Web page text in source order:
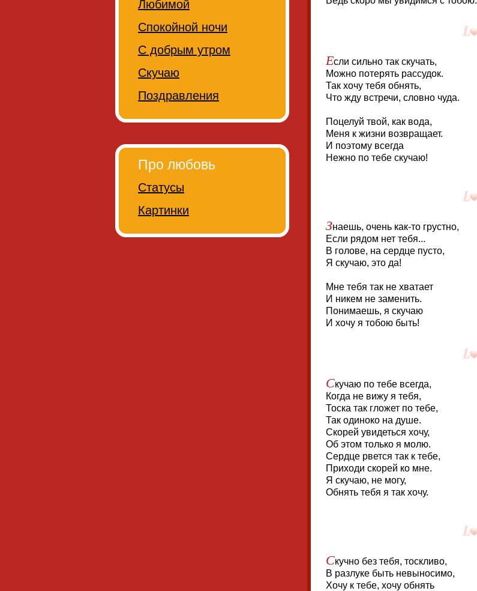
Если сильно так скучать,
Можно потерять рассудок.
Так хочу тебя обнять,
Что жду встречи, словно чуда.
Поцелуй твой, как вода,
Меня к жизни возвращает.
И поэтому всегда
Нежно по тебе скучаю!
Знаешь, очень как-то грустно,
Если рядом нет тебя...
В голове, на сердце пусто,
Я скучаю, это да!
Мне тебя так не хватает
И никем не заменить.
Понимаешь, я скучаю
И хочу я тобою быть!
Скучаю по тебе всегда,
Когда не вижу я тебя,
Тоска так гложет по тебе,
Так одиноко на душе.
Скорей увидеться хочу,
Об этом только я молю.
Сердце рвется так к тебе,
Приходи скорей ко мне.
Я скучаю, не могу,
Обнять тебя я так хочу.
Скучно без тебя, тоскливо,
В разлуке быть невыносимо,
Хочу к тебе, хочу обнять
Любимой
Спокойной ночи
С добрым утром
Скучаю
Поздравления
Про любовь
Статусы
Картинки